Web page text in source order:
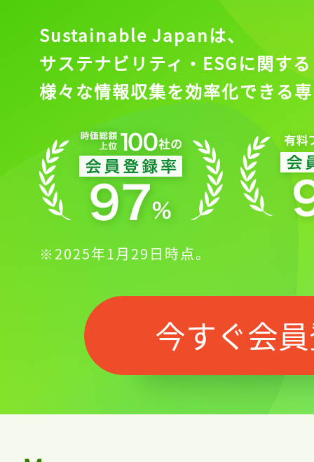
Sustainable Japanは、
サステナビリティ・ESGに関する
様々な情報収集を効率化できる
※2025年1月29日時点。
今すぐ会